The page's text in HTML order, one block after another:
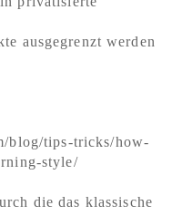
ausgegrenzt werden
blog/tips-tricks/how-
style/
die das klassische